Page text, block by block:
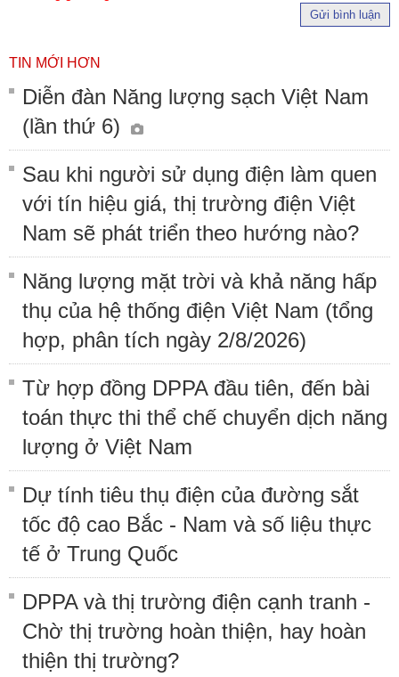
Gửi bình luận
TIN MỚI HƠN
Diễn đàn Năng lượng sạch Việt Nam
(lần thứ 6)
Sau khi người sử dụng điện làm quen
với tín hiệu giá, thị trường điện Việt
Nam sẽ phát triển theo hướng nào?
Năng lượng mặt trời và khả năng hấp
thụ của hệ thống điện Việt Nam (tổng
hợp, phân tích ngày 2/8/2026)
Từ hợp đồng DPPA đầu tiên, đến bài
toán thực thi thể chế chuyển dịch năng
lượng ở Việt Nam
Dự tính tiêu thụ điện của đường sắt
tốc độ cao Bắc - Nam và số liệu thực
tế ở Trung Quốc
DPPA và thị trường điện cạnh tranh -
Chờ thị trường hoàn thiện, hay hoàn
thiện thị trường?